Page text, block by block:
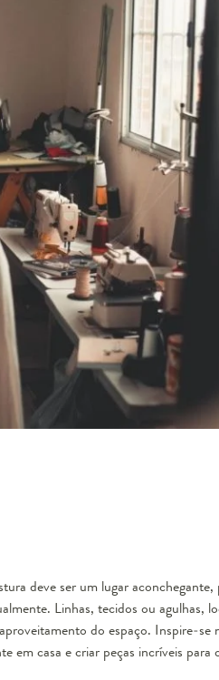
deve ser um lugar
Linhas, tecidos ou agulhas,
do espaço. Inspire-
em casa e criar peças incríveis